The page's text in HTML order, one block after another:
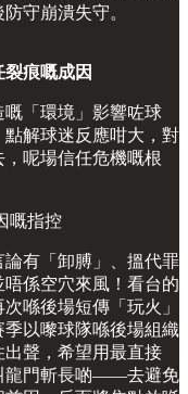
守崩潰失守。
痕嘅成因
「環境」影響咗球
解球迷反應咁大，對
呢場信任危機嘅根
嘅指控
有「卸膊」、搵代罪
係空穴來風！看台的
喺後場短傳「玩火」
以嚟球隊喺後場組織
聲，希望用最直接
龍門斬長啲——去避免